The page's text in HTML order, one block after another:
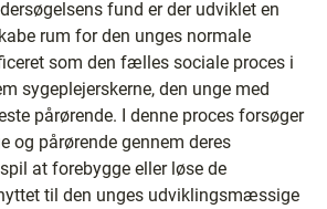
fund er der udviklet en
rum for den unges normale
som den fælles sociale proces i
sygeplejerskerne, den unge med
pårørende. I denne proces forsøger
og pårørende gennem deres
at forebygge eller løse de
til den unges udviklingsmæssige